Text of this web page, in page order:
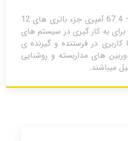
باتری سیلداسید لئوک – 67.4 آمپری جزء باتری های 12
به کار گیری در سیستم های
در فرستنده و گیرنده ی
های مداربسته و روشنایی
میباشند.